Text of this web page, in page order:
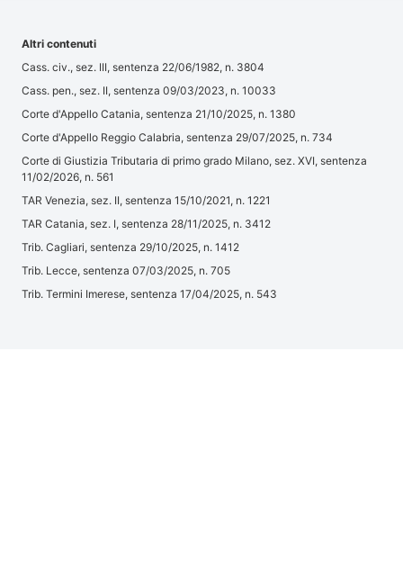
Altri contenuti
Cass. civ., sez. III, sentenza 22/06/1982, n. 3804
Cass. pen., sez. II, sentenza 09/03/2023, n. 10033
Corte d'Appello Catania, sentenza 21/10/2025, n. 1380
Corte d'Appello Reggio Calabria, sentenza 29/07/2025, n. 734
Corte di Giustizia Tributaria di primo grado Milano, sez. XVI, sentenza
11/02/2026, n. 561
TAR Venezia, sez. II, sentenza 15/10/2021, n. 1221
TAR Catania, sez. I, sentenza 28/11/2025, n. 3412
Trib. Cagliari, sentenza 29/10/2025, n. 1412
Trib. Lecce, sentenza 07/03/2025, n. 705
Trib. Termini Imerese, sentenza 17/04/2025, n. 543